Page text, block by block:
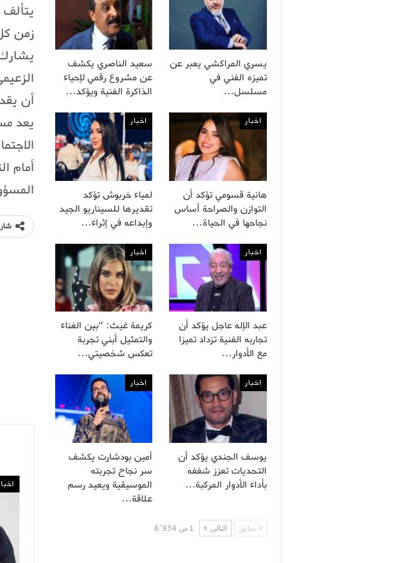
أن
يعد
أمام
يسري المراكشي يعبر عن
تميزه الفني في
مسلسل…
سعيد الناصري يكشف
عن مشروع رقمي لإحياء
الذاكرة الفنية ويؤكد…
اخبار
هانية قسومي تؤكد أن
التوازن والصراحة أساس
نجاحها في الحياة…
اخبار
لمياء خربوش تؤكد
تقديرها للسيناريو الجيد
وإبداعه في إثراء…
اخبار
عبد الإله عاجل يؤكد أن
تجاربه الفنية تزداد تميزا
مع الأدوار…
اخبار
كريمة غيث: “بين الغناء
والتمثيل أبني تجربة
تعكس شخصيتي…
اخبار
يوسف الجندي يؤكد أن
التحديات تعزز شغفه
بأداء الأدوار المركبة…
اخبار
أمين بودشارت يكشف
سر نجاح تجربته
الموسيقية ويعيد رسم
علاقة…
سابق التالى 1 من 6٬934